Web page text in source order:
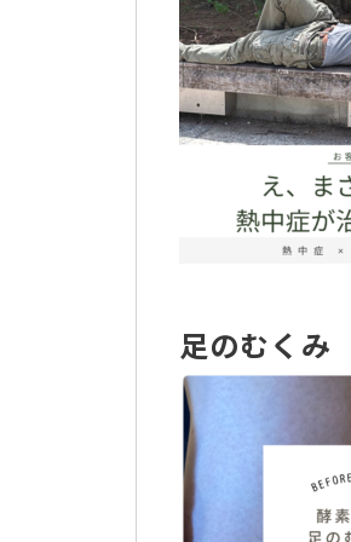
足のむくみ